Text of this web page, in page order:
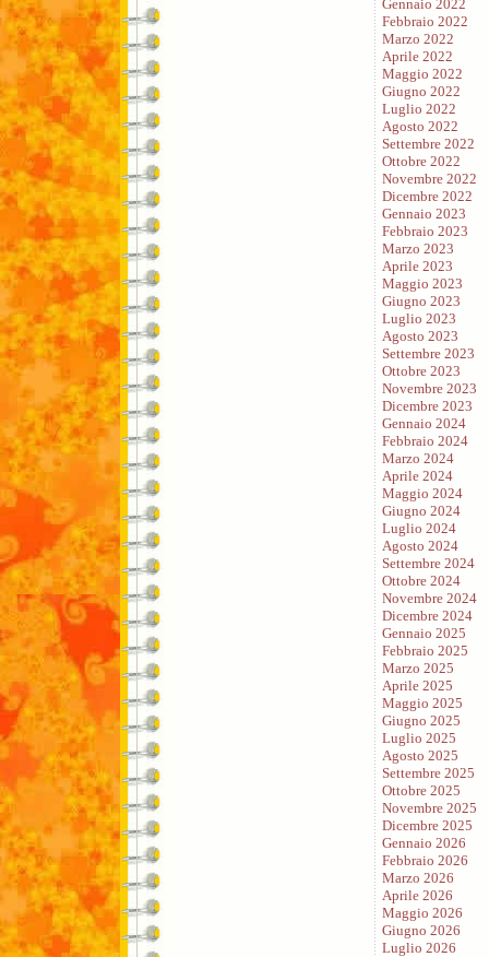
Gennaio 2022
Febbraio 2022
Marzo 2022
Aprile 2022
Maggio 2022
Giugno 2022
Luglio 2022
Agosto 2022
Settembre 2022
Ottobre 2022
Novembre 2022
Dicembre 2022
Gennaio 2023
Febbraio 2023
Marzo 2023
Aprile 2023
Maggio 2023
Giugno 2023
Luglio 2023
Agosto 2023
Settembre 2023
Ottobre 2023
Novembre 2023
Dicembre 2023
Gennaio 2024
Febbraio 2024
Marzo 2024
Aprile 2024
Maggio 2024
Giugno 2024
Luglio 2024
Agosto 2024
Settembre 2024
Ottobre 2024
Novembre 2024
Dicembre 2024
Gennaio 2025
Febbraio 2025
Marzo 2025
Aprile 2025
Maggio 2025
Giugno 2025
Luglio 2025
Agosto 2025
Settembre 2025
Ottobre 2025
Novembre 2025
Dicembre 2025
Gennaio 2026
Febbraio 2026
Marzo 2026
Aprile 2026
Maggio 2026
Giugno 2026
Luglio 2026